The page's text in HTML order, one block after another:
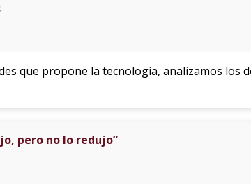
que propone la tecnología, analizamos los
pero no lo redujo”